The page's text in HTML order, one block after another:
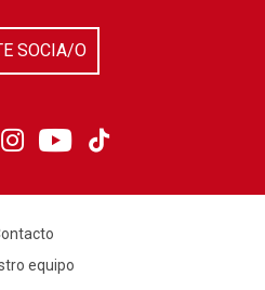
SOCIA/O
equipo